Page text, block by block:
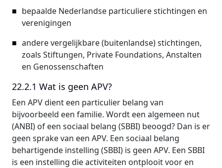
bepaalde Nederlandse particuliere stichtingen en
verenigingen
andere vergelijkbare (buitenlandse) stichtingen,
zoals Stiftungen, Private Foundations, Anstalten
en Genossenschaften
22.2.1 Wat is geen APV?
Een APV dient een particulier belang van
bijvoorbeeld een familie. Wordt een algemeen nut
(ANBI) of een sociaal belang (SBBI) beoogd? Dan is er
geen sprake van een APV. Een sociaal belang
behartigende instelling (SBBI) is geen APV. Een SBBI
is een instelling die activiteiten ontplooit voor en